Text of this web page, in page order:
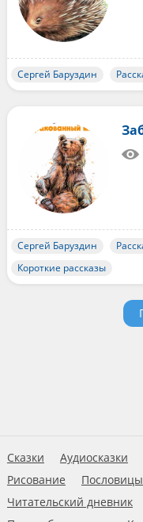
Сергей Баруздин
Сергей Баруздин
Короткие рассказы
Сказки Аудиосказки
Рисование
Пословицы
Читательский дневник